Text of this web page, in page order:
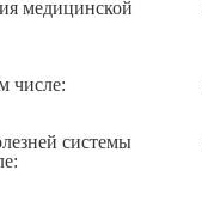
медицинской
числе:
системы